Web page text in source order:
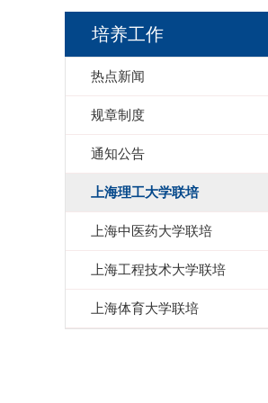
培养工作
热点新闻
规章制度
通知公告
上海理工大学联培
上海中医药大学联培
上海工程技术大学联培
上海体育大学联培